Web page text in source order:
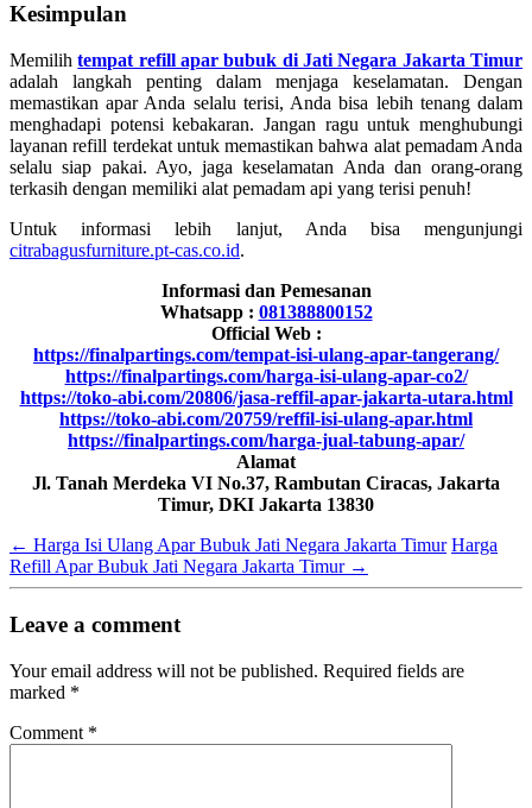
Kesimpulan
Memilihtempat refill apar bubuk di Jati Negara Jakarta Timur
adalah langkah penting dalam menjaga keselamatan. Dengan
memastikan apar Anda selalu terisi, Anda bisa lebih tenang dalam
menghadapi potensi kebakaran. Jangan ragu untuk menghubungi
layanan refill terdekat untuk memastikan bahwa alat pemadam Anda
selalu siap pakai. Ayo, jaga keselamatan Anda dan orang-orang
terkasih dengan memiliki alat pemadam api yang terisi penuh!
Untuk informasi lebih lanjut, Anda bisa mengunjungi
citrabagusfurniture.pt-cas.co.id.
Informasi dan Pemesanan
Whatsapp : 081388800152
Official Web :
https://finalpartings.com/tempat-isi-ulang-apar-tangerang/
https://finalpartings.com/harga-isi-ulang-apar-co2/
https://toko-abi.com/20806/jasa-reffil-apar-jakarta-utara.html
https://toko-abi.com/20759/reffil-isi-ulang-apar.html
https://finalpartings.com/harga-jual-tabung-apar/
Alamat
Jl. Tanah Merdeka VI No.37, Rambutan Ciracas, Jakarta
Timur, DKI Jakarta 13830
← Harga Isi Ulang Apar Bubuk Jati Negara Jakarta Timur Harga
Refill Apar Bubuk Jati Negara Jakarta Timur →
Leave a comment
Your email address will not be published. Required fields are
marked *
Comment *